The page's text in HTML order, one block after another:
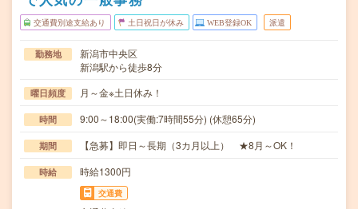
交通費別途支給あり 土日祝日が休み WEB登録OK 派遣
勤務地
新潟市中央区
新潟駅から徒歩8分
曜日頻度 月～金※土日休み！
時間 9:00～18:00(実働:7時間55分) (休憩65分)
期間 【急募】即日～長期（3カ月以上） ★8月～OK！
時給 時給1300円
交通費